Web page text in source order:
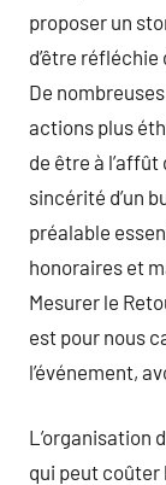
proposer un
d’être
De
actions plus
de être à
sincérité d’un
préalable
honoraires et
Mesurer le
est pour nous
l’événement,
L’organisation
qui peut coûter